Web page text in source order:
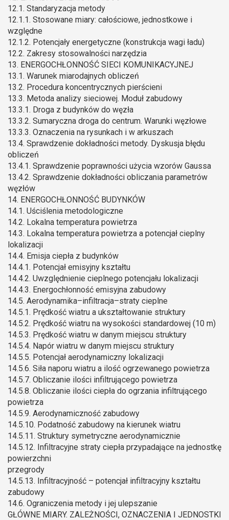
12.1. Standaryzacja metody
12.1.1. Stosowane miary: całościowe, jednostkowe i
względne
12.1.2. Potencjały energetyczne (konstrukcja wagi ładu)
12.2. Zakresy stosowalności narzędzia
13. ENERGOCHŁONNOŚĆ SIECI KOMUNIKACYJNEJ
13.1. Warunek miarodajnych obliczeń
13.2. Procedura koncentrycznych pierścieni
13.3. Metoda analizy sieciowej. Moduł zabudowy
13.3.1. Droga z budynków do węzła
13.3.2. Sumaryczna droga do centrum. Warunki węzłowe
13.3.3. Oznaczenia na rysunkach i w arkuszach
13.4. Sprawdzenie dokładności metody. Dyskusja błędu
obliczeń
13.4.1. Sprawdzenie poprawności użycia wzorów Gaussa
13.4.2. Sprawdzenie dokładności obliczania parametrów
węzłów
14. ENERGOCHŁONNOŚĆ BUDYNKÓW
14.1. Uściślenia metodologiczne
14.2. Lokalna temperatura powietrza
14.3. Lokalna temperatura powietrza a potencjał cieplny
lokalizacji
14.4. Emisja ciepła z budynków
14.4.1. Potencjał emisyjny kształtu
14.4.2. Uwzględnienie cieplnego potencjału lokalizacji
14.4.3. Energochłonność emisyjna zabudowy
14.5. Aerodynamika–infiltracja–straty cieplne
14.5.1. Prędkość wiatru a ukształtowanie struktury
14.5.2. Prędkość wiatru na wysokości standardowej (10 m)
14.5.3. Prędkość wiatru w danym miejscu struktury
14.5.4. Napór wiatru w danym miejscu struktury
14.5.5. Potencjał aerodynamiczny lokalizacji
14.5.6. Siła naporu wiatru a ilość ogrzewanego powietrza
14.5.7. Obliczanie ilości infiltrującego powietrza
14.5.8. Obliczanie ilości ciepła do ogrzania infiltrującego
powietrza
14.5.9. Aerodynamiczność zabudowy
14.5.10. Podatność zabudowy na kierunek wiatru
14.5.11. Struktury symetryczne aerodynamicznie
14.5.12. Infiltracyjne straty ciepła przypadające na jednostkę
powierzchni
przegrody
14.5.13. Infiltracyjność – potencjał infiltracyjny kształtu
zabudowy
14.6. Ograniczenia metody i jej ulepszanie
GŁÓWNE MIARY. ZALEŻNOŚCI, OZNACZENIA I JEDNOSTKI